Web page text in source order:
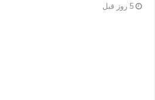
5 روز قبل